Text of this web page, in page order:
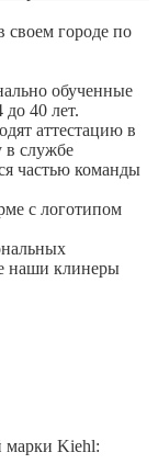
своем городе по
обученные
40 лет.
аттестацию в
в службе
частью команды
с логотипом
наши клинеры
марки Kiehl: